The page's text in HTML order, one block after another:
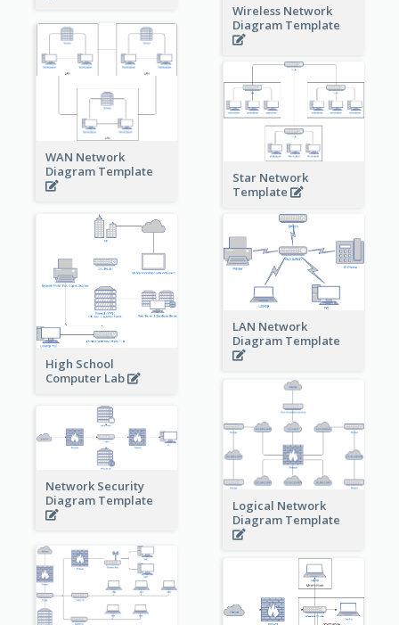
Wireless Network
Diagram Template
WAN Network
Diagram Template
Star Network
Template
High School
Computer Lab
LAN Network
Diagram Template
Logical Network
Diagram Template
Network Security
Diagram Template